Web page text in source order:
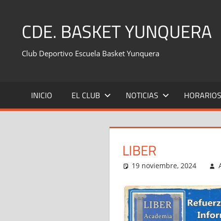
contenidoCDE. BASKET YUNQUERA
Club Deportivo Escuela Basket Yunquera
INICIO EL CLUB NOTICIAS HORARIOS
LIBER
19 noviembre, 2024